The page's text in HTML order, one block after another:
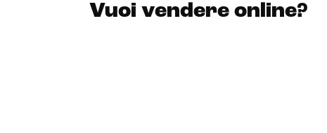
Vuoi vendere online?